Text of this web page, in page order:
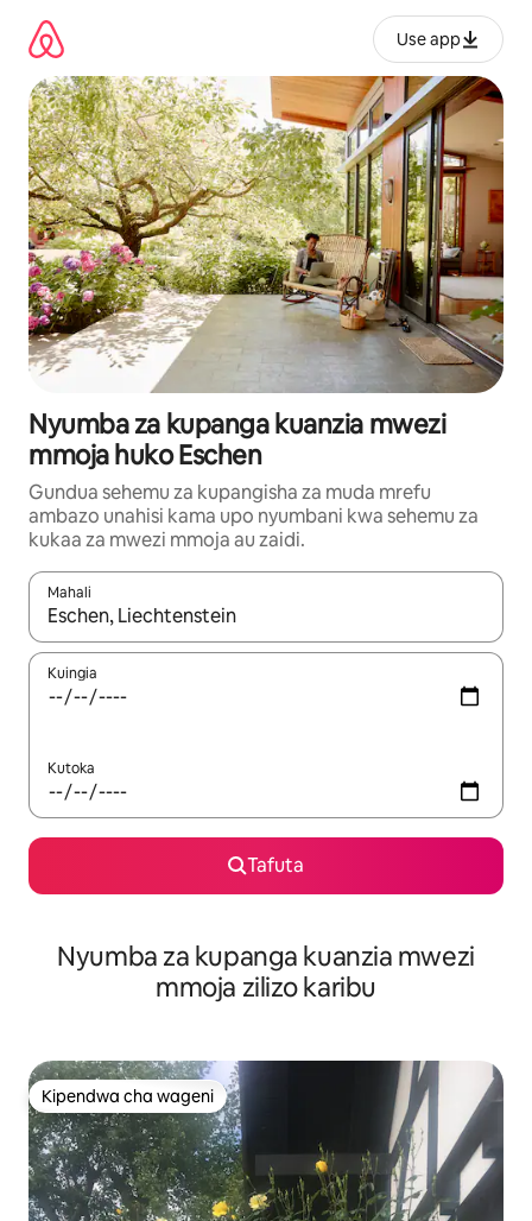
kwenda
kwenye
maudhui
Use app
Nyumba za kupanga kuanzia mwezi
mmoja huko Eschen
Gundua sehemu za kupangisha za muda mrefu
ambazo unahisi kama upo nyumbani kwa sehemu za
kukaa za mwezi mmoja au zaidi.
Mahali
Wakati matokeo yanapatikana, vinjari kwa kutumia vitufe vya
Kuingia
Kutoka
Tafuta
Nyumba za kupanga kuanzia mwezi
mmoja zilizo karibu
Kipendwa cha wageni
Kipendwa cha wageni